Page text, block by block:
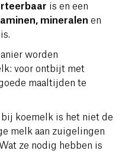
is en een
mineralen en
is.
worden
voor ontbijt met
maaltijden te
koemelk is het niet de
melk aan zuigelingen
ze nodig hebben is